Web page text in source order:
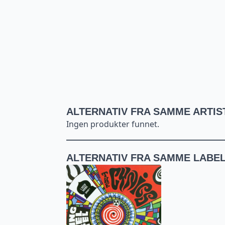
ALTERNATIV FRA SAMME
Ingen produkter funnet.
ALTERNATIV FRA SAMME